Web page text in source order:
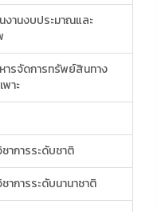
งานงบประมาณและ
ารจัดการทรัพย์สินทาง
าะ
าการระดับชาติ
าการระดับนานาชาติ